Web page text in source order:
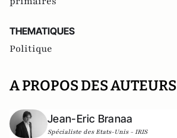
THEMATIQUES
Politique
A PROPOS DES AUTEURS
Jean-Eric Branaa
Spécialiste des Etats-Unis - IRIS